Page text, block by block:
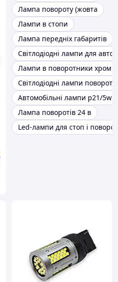
Лампа повороту (жовта
Лампи в стопи
Лампа передніх габаритів
Світлодіодні лампи для авто
Лампи в поворотники хром
Світлодіодні лампи поворотів
Автомобільні лампи p21/5w
Лампа поворотів 24 в
Led-лампи для стоп і